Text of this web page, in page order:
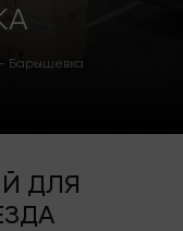
Барышевка
ДЛЯ